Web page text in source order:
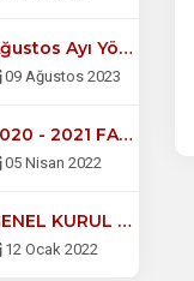
Ağustos Ayı Yönetim Kurulu Toplantısı
09 Ağustos 2023
2020 - 2021 FAALİYET RAPORU
05 Nisan 2022
GENEL KURUL DUYURUSU
12 Ocak 2022